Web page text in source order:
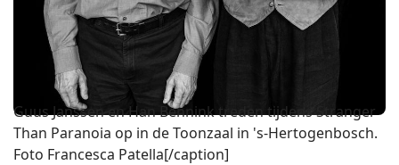
Guus Janssen en Han Bennink treden tijdens Stranger
Than Paranoia op in de Toonzaal in 's-Hertogenbosch.
Foto Francesca Patella[/caption]